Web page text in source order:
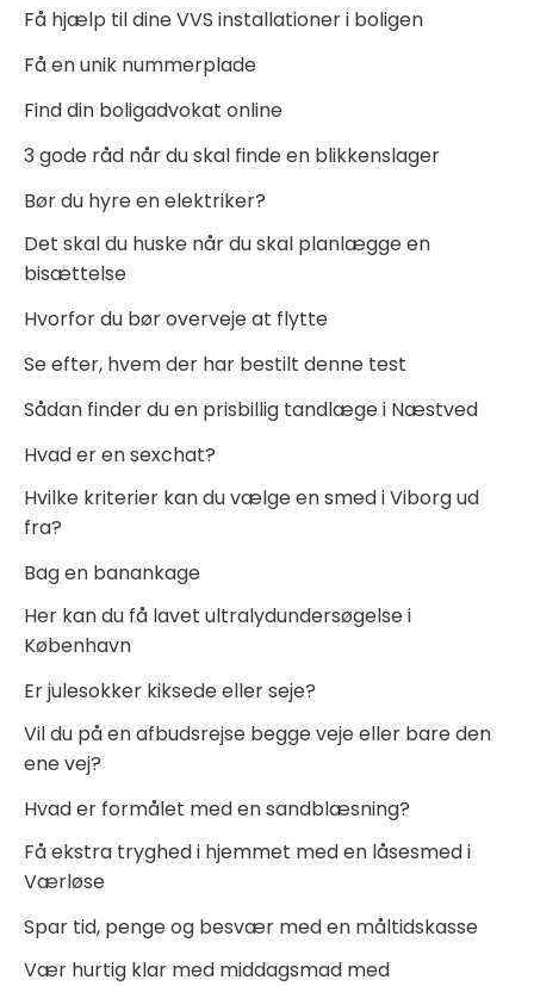
Få hjælp til dine VVS installationer i boligen
Få en unik nummerplade
Find din boligadvokat online
3 gode råd når du skal finde en blikkenslager
Bør du hyre en elektriker?
Det skal du huske når du skal planlægge en
bisættelse
Hvorfor du bør overveje at flytte
Se efter, hvem der har bestilt denne test
Sådan finder du en prisbillig tandlæge i Næstved
Hvad er en sexchat?
Hvilke kriterier kan du vælge en smed i Viborg ud
fra?
Bag en banankage
Her kan du få lavet ultralydundersøgelse i
København
Er julesokker kiksede eller seje?
Vil du på en afbudsrejse begge veje eller bare den
ene vej?
Hvad er formålet med en sandblæsning?
Få ekstra tryghed i hjemmet med en låsesmed i
Værløse
Spar tid, penge og besvær med en måltidskasse
Vær hurtig klar med middagsmad med